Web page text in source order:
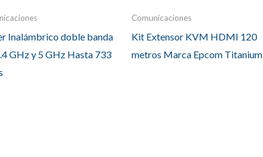
Inalámbrico doble banda
GHz y 5 GHz Hasta 733
Comunicaciones
Kit Extensor KVM HDMI 120
metros Marca Epcom Titanium